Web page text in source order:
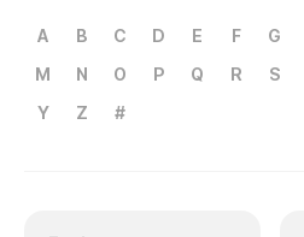
A B C D E F G
M
N O P Q R S
Y
Z #